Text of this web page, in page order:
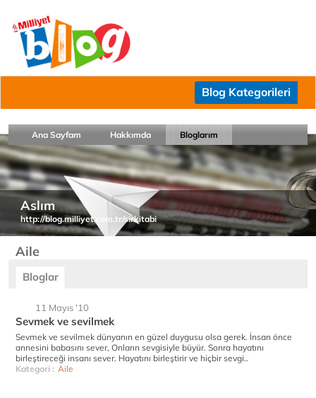
Blog Kategorileri
Ana Sayfam Hakkımda Bloglarım
Aslım
http://blog.milliyet.com.tr/sirkitabi
Aile
Bloglar
11 Mayıs '10
Sevmek ve sevilmek
Sevmek ve sevilmek dünyanın en güzel duygusu olsa gerek. İnsan önce
annesini babasını sever, Onların sevgisiyle büyür. Sonra hayatını
birleştireceği insanı sever. Hayatını birleştirir ve hiçbir sevgi..
Kategori : Aile